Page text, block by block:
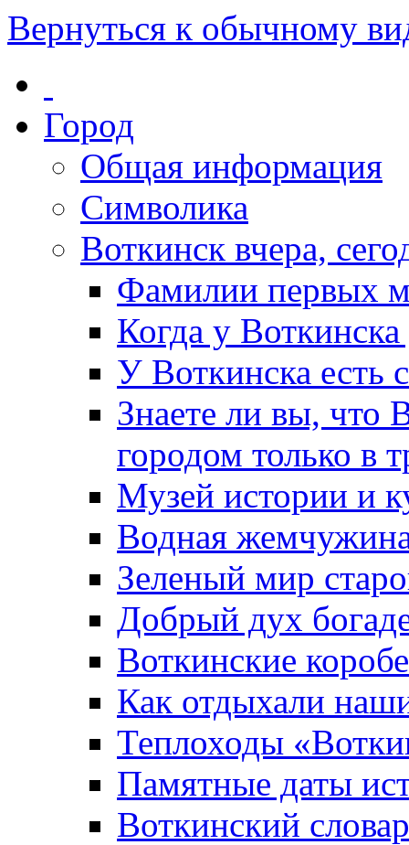
Вернуться к обычному
Город
Общая информация
Символика
Воткинск вчера,
Фамилии первых
Когда у
У Воткинска есть
Знаете ли вы, что
городом только в
Музей истории и
Водная
Зеленый мир
Добрый дух
Воткинские
Как отдыхали
Теплоходы
Памятные даты
Воткинский